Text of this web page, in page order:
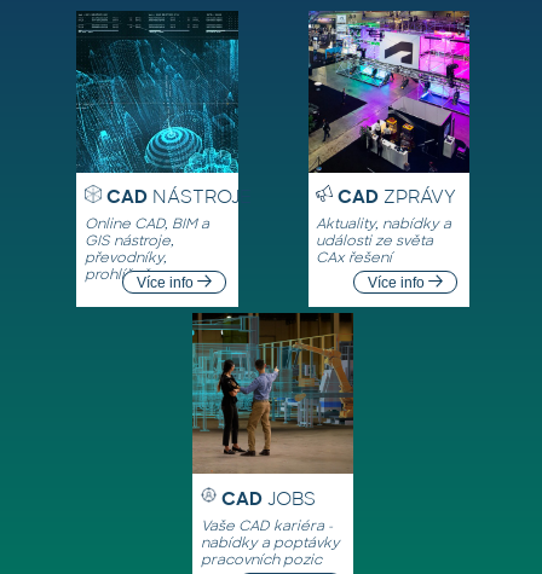
CADNÁSTROJE
Online CAD, BIM a
GIS nástroje,
převodníky,
prohlížečeVíce info
CADZPRÁVY
Aktuality, nabídky a
události ze světa
CAx řešení
Více info
CAD JOBS
Vaše CAD kariéra -
nabídky a poptávky
pracovních pozic